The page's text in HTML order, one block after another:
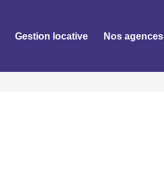
Gestion locative Nos agences